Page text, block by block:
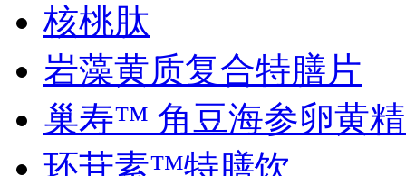
核桃肽
岩藻黄质复合特膳片
巢寿™ 角豆海参卵黄
环苷素™特膳饮